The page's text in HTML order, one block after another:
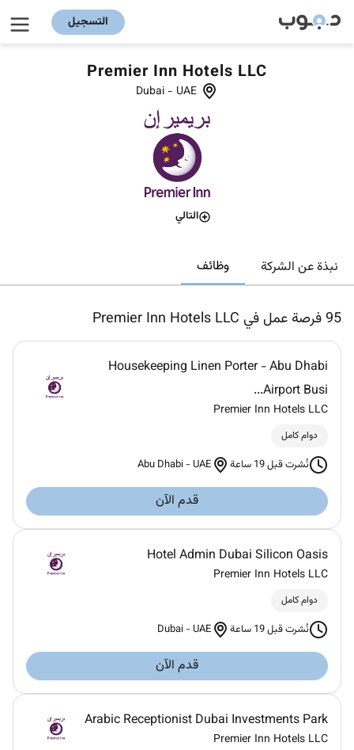
التسجيل
Premier Inn Hotels LLC
Dubai - UAE
التالي
نبذة عن الشركة وظائف
95 فرصة عمل في Premier Inn Hotels LLC
Housekeeping Linen Porter - Abu Dhabi
Airport Busi...
Premier Inn Hotels LLC
دوام كامل
نُشرت قبل 19 ساعة Abu Dhabi -UAE
قدم الآن
Hotel Admin Dubai Silicon Oasis
Premier Inn Hotels LLC
دوام كامل
نُشرت قبل 19 ساعة Dubai -UAE
قدم الآن
Arabic Receptionist Dubai Investments Park
Premier Inn Hotels LLC